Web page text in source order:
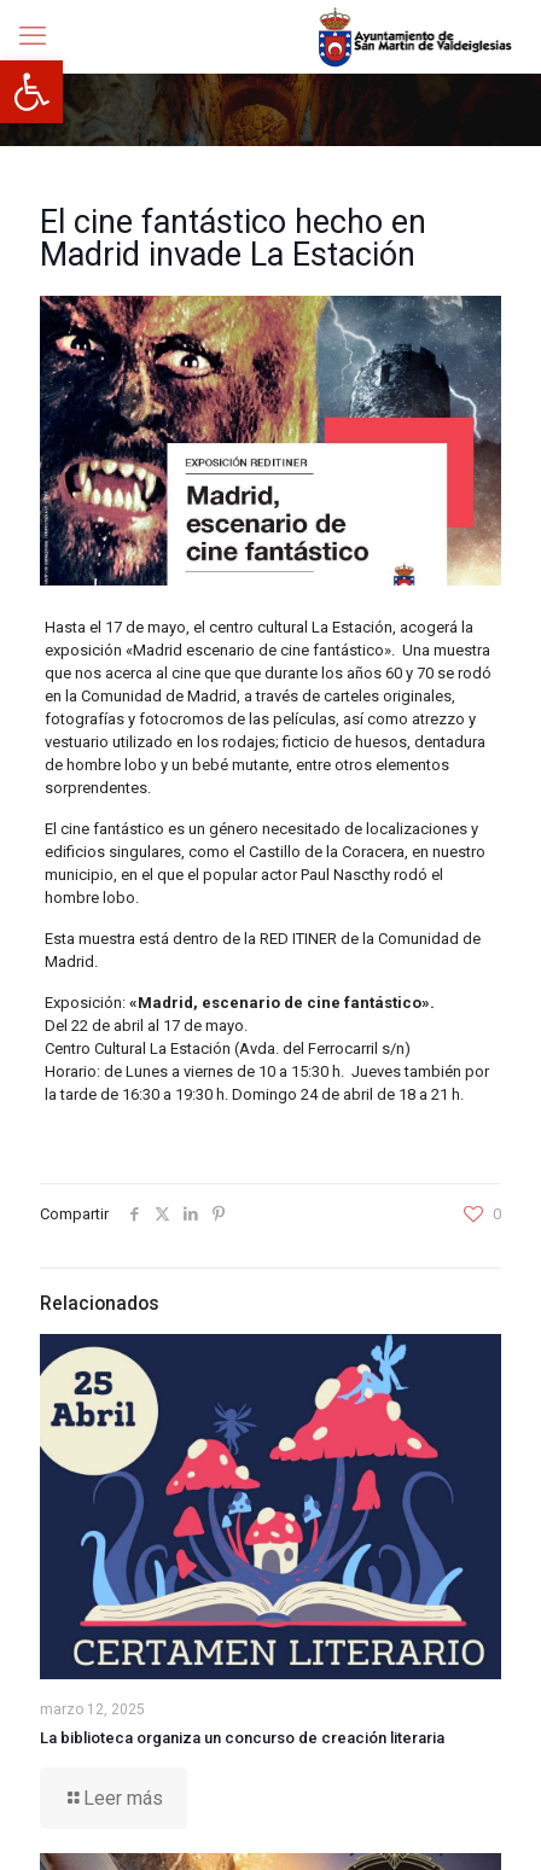
Abrir barra de herramientas
El cine fantástico hecho en
Madrid invade La Estación
Hasta el 17 de mayo, el centro cultural La Estación, acogerá la
exposición «Madrid escenario de cine fantástico». Una muestra
que nos acerca al cine que que durante los años 60 y 70 se rodó
en la Comunidad de Madrid, a través de carteles originales,
fotografías y fotocromos de las películas, así como atrezzo y
vestuario utilizado en los rodajes; ficticio de huesos, dentadura
de hombre lobo y un bebé mutante, entre otros elementos
sorprendentes.
El cine fantástico es un género necesitado de localizaciones y
edificios singulares, como el Castillo de la Coracera, en nuestro
municipio, en el que el popular actor Paul Nascthy rodó el
hombre lobo.
Esta muestra está dentro de la RED ITINER de la Comunidad de
Madrid.
Exposición:«Madrid, escenario de cine fantástico».
Del 22 de abril al 17 de mayo.
Centro Cultural La Estación (Avda. del Ferrocarril s/n)
Horario: de Lunes a viernes de 10 a 15:30 h. Jueves también por
la tarde de 16:30 a 19:30 h. Domingo 24 de abril de 18 a 21 h.
Compartir 0
Relacionados
marzo 12, 2025
La biblioteca organiza un concurso de creación literaria
Leer más